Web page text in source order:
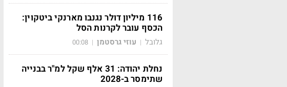
116 מיליון דולר נגנבו מארנקי ביטקוין:
הכסף עובר לקרנות הסל
גלובל | עוזי גרסטמן |
00:08
נחלת יהודה: 31 אלף שקל למ"ר בבנייה
שתימסר ב-2028